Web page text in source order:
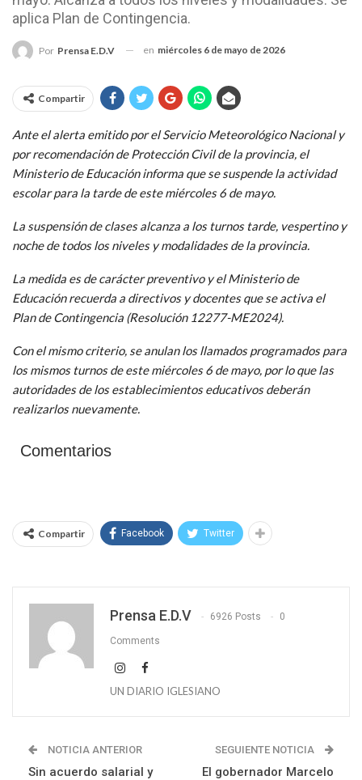
aplica Plan de Contingencia.
Por Prensa E.D.V en miércoles 6 de mayo de 2026
Compartir
Ante el alerta emitido por el Servicio Meteorológico Nacional y
por recomendación de Protección Civil de la provincia, el
Ministerio de Educación informa que se suspende la actividad
escolar para la tarde de este miércoles 6 de mayo.
La suspensión de clases alcanza a los turnos tarde, vespertino y
noche de todos los niveles y modalidades de la provincia.
La medida es de carácter preventivo y el Ministerio de
Educación recuerda a directivos y docentes que se activa el
Plan de Contingencia (Resolución 12277-ME2024).
Con el mismo criterio, se anulan los llamados programados para
los mismos turnos de este miércoles 6 de mayo, por lo que las
autoridades de los establecimientos educativos deberán
realizarlos nuevamente.
Comentarios
Compartir Facebook Twitter
Prensa E.D.V 6926 Posts 0
Comments
UN DIARIO IGLESIANO
NOTICIA ANTERIOR
Sin acuerdo salarial y
SEGUIENTE NOTICIA
El gobernador Marcelo